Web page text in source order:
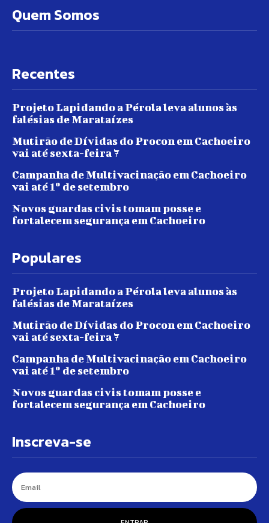
Quem Somos
Recentes
Projeto Lapidando a Pérola leva alunos às
falésias de Marataízes
Mutirão de Dívidas do Procon em Cachoeiro
vai até sexta-feira 7
Campanha de Multivacinação em Cachoeiro
vai até 1º de setembro
Novos guardas civis tomam posse e
fortalecem segurança em Cachoeiro
Populares
Projeto Lapidando a Pérola leva alunos às
falésias de Marataízes
Mutirão de Dívidas do Procon em Cachoeiro
vai até sexta-feira 7
Campanha de Multivacinação em Cachoeiro
vai até 1º de setembro
Novos guardas civis tomam posse e
fortalecem segurança em Cachoeiro
Inscreva-se